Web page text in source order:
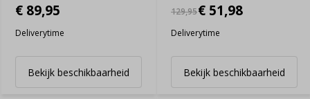
€ 89,95
Deliverytime
Bekijk beschikbaarheid
129,95€ 51,98
Deliverytime
Bekijk beschikbaarheid